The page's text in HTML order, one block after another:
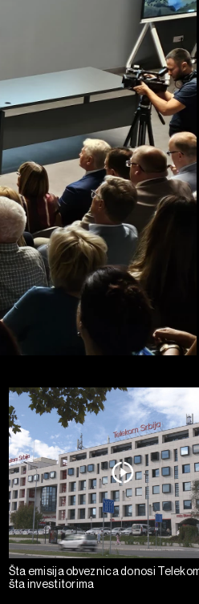
Šta emisija obveznica donosi
šta investitorima